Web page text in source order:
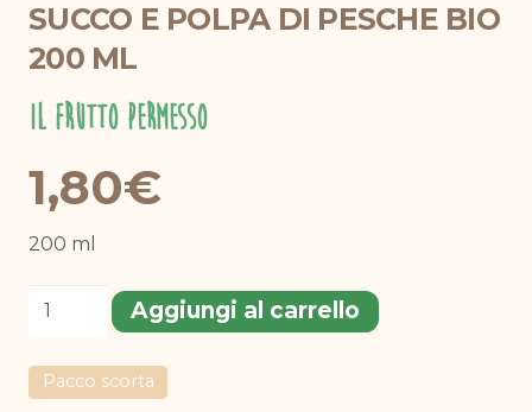
SUCCO E POLPA DI PESCHE BIO
200 ML
Il Frutto Permesso
1,80€
200 ml
Succo
polpa
di
Aggiungi al carrello
Pacco scorta